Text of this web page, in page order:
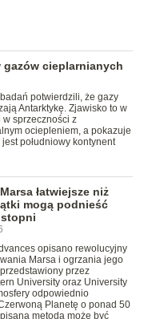
gazów cieplarnianych
potwierdzili, że gazy
Antarktykę. Zjawisko to w
sprzeczności z
ociepleniem, a pokazuje
południowy kontynent
łatwiejsze niż
mogą podnieść
opisano rewolucyjny
Marsa i ogrzania jego
przez
University oraz University
odpowiednio
Planetę o ponad 50
metoda może być